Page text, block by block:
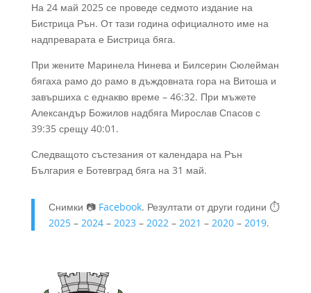
На 24 май 2025 се проведе седмото издание на
Бистрица Рън. От тази година официалното име на
надпреварата е Бистрица бяга.
При жените Маринела Нинева и Билсерин Сюлейман
бягаха рамо до рамо в дъждовната гора на Витоша и
завършиха с еднакво време – 46:32. При мъжете
Александър Божилов надбяга Мирослав Спасов с
39:35 срещу 40:01.
Следващото състезания от календара на Рън
България е Ботевград бяга на 31 май.
Снимки 📷 Facebook. Резултати от други години ⏱️
2025– 2024– 2023 – 2022– 2021 – 2020– 2019.